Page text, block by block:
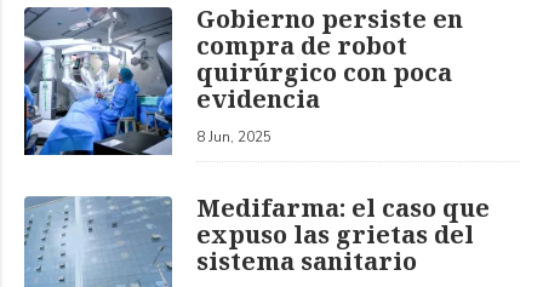
Gobierno persiste en
compra de robot
quirúrgico con poca
evidencia
8 Jun, 2025
Medifarma: el caso que
expuso las grietas del
sistema sanitario